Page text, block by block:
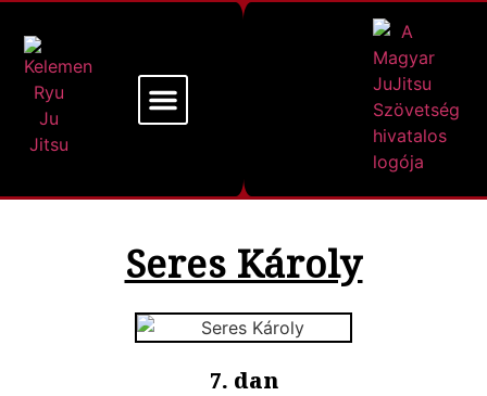
Seres Károly
7. dan